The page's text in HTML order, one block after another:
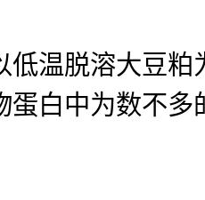
低温脱溶大豆
蛋白中为数不